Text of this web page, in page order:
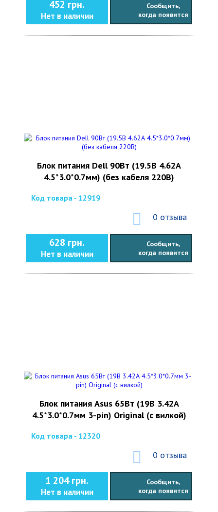
452 грн.
Нет в наличии
Сообщить,
когда появится
Блок питания Dell 90Вт (19.5В 4.62А
4.5*3.0*0.7мм) (без кабеля 220В)
Код товара - 12919
0 отзыва
628 грн.
Нет в наличии
Сообщить,
когда появится
Блок питания Asus 65Вт (19В 3.42А
4.5*3.0*0.7мм 3-pin) Original (с вилкой)
Код товара - 12320
0 отзыва
1 204 грн.
Нет в наличии
Сообщить,
когда появится